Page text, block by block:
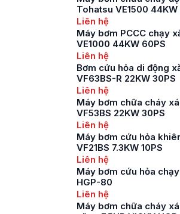
Tohatsu VE1500 44KW
Liên hệ
Máy bơm PCCC chạy
VE1000 44KW 60PS
Liên hệ
Bơm cứu hỏa di động
VF63BS-R 22KW 30PS
Liên hệ
Máy bơm chữa cháy
VF53BS 22KW 30PS
Liên hệ
Máy bơm cứu hỏa
VF21BS 7.3KW 10PS
Liên hệ
Máy bơm cứu hỏa chạy
HGP-80
Liên hệ
Máy bơm chữa cháy